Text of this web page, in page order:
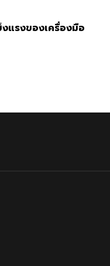
แรงของเครื่องมือ